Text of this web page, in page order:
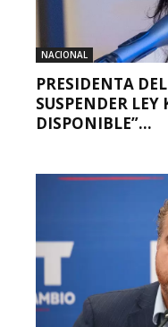
NACIONAL
PRESIDENTA
SUSPENDER
DISPONIBLE”...